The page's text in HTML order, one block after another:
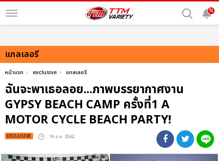
N
แกลเลอรี
หน้าแรก exclusive แกลเลอรี
ฉันจะพาเธอลอย...ภาพบรรยากาศงาน
GYPSY BEACH CAMP ครั้งที่1 A
MOTOR CYCLE BEACH PARTY!
EXCLUSIVE : 16 ธ.ค. 2562